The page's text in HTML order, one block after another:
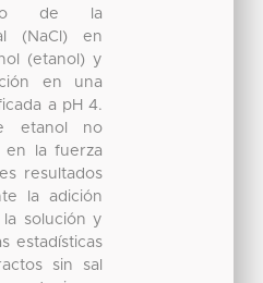
de la
(NaCl) en
(etanol) y
en una
a pH 4.
etanol no
en la fuerza
resultados
la adición
solución y
estadísticas
sin sal